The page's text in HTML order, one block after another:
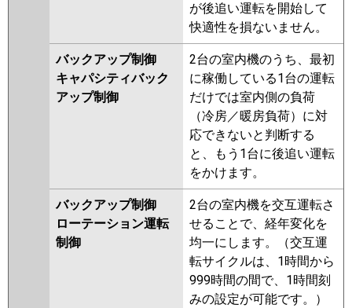
が後追い運転を開始して
快適性を損ないません。
バックアップ制御
キャパシティバック
アップ制御
2台の室内機のうち、最初
に稼働している1台の運転
だけでは室内側の負荷
（冷房／暖房負荷）に対
応できないと判断する
と、もう1台に後追い運転
をかけます。
バックアップ制御
ローテーション運転
制御
2台の室内機を交互運転さ
せることで、経年変化を
均一にします。（交互運
転サイクルは、1時間から
999時間の間で、1時間刻
みの設定が可能です。）